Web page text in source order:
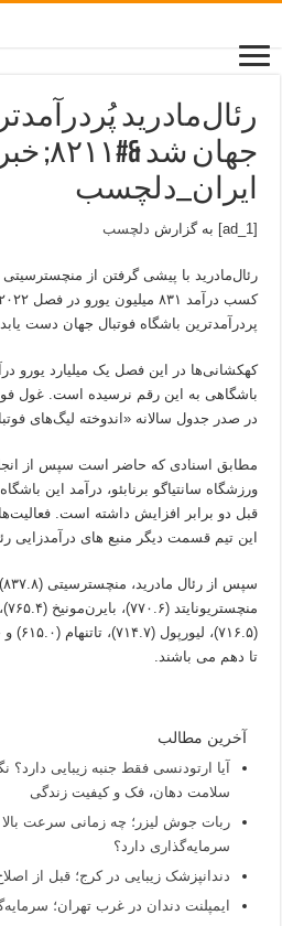
رئال‌مادرید
جهان
ایران_دلچسب
[ad_1] به گزارش دلچسب
رئال‌مادرید با پیشی گرفتن از
پردرآمدترین باشگاه فوتبال جهان دست
کهکشانی‌ها در این فصل یک میلیارد یورو
باشگاهی به این رقم نرسیده است. غول
در صدر جدول سالانه «اندوخته لیگ‌های
مطابق اسنادی که حاضر است سپس از
ورزشگاه سانتیاگو برنابئو، درآمد این
قبل دو برابر افزایش داشته است.
این تیم قسمت دیگر منبع های
تا دهم می باشند.
آخرین مطالب
آیا ارتودنسی فقط جنبه زیبایی دارد؟
سلامت دهان، فک و کیفیت زندگی
ربات جوش لیزر؛ چه زمانی سرعت
سرمایه‌گذاری دارد؟
دندانپزشک زیبایی در کرج؛ قبل از
ایمپلنت دندان در غرب تهران؛